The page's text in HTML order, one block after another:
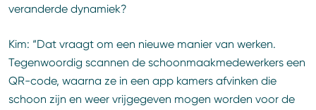
veranderde dynamiek?
Kim: “Dat vraagt om een nieuwe manier van werken.
Tegenwoordig scannen de schoonmaakmedewerkers een
QR-code, waarna ze in een app kamers afvinken die
schoon zijn en weer vrijgegeven mogen worden voor de